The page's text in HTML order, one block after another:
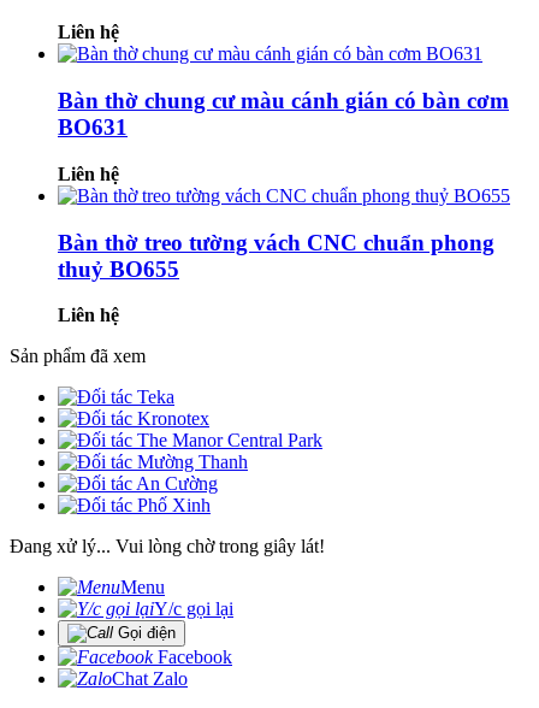
Liên hệ
Bàn thờ chung cư màu cánh gián có bàn cơm
BO631
Liên hệ
Bàn thờ treo tường vách CNC chuẩn phong
thuỷ BO655
Liên hệ
Sản phẩm đã xem
Đang xử lý... Vui lòng chờ trong giây lát!
Menu
Y/c gọi lại
Gọi điện
Facebook
Chat Zalo